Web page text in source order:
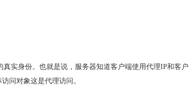
实身份。也就是说，服务器知道客户端使用代理IP和客户
问对象这是代理访问。